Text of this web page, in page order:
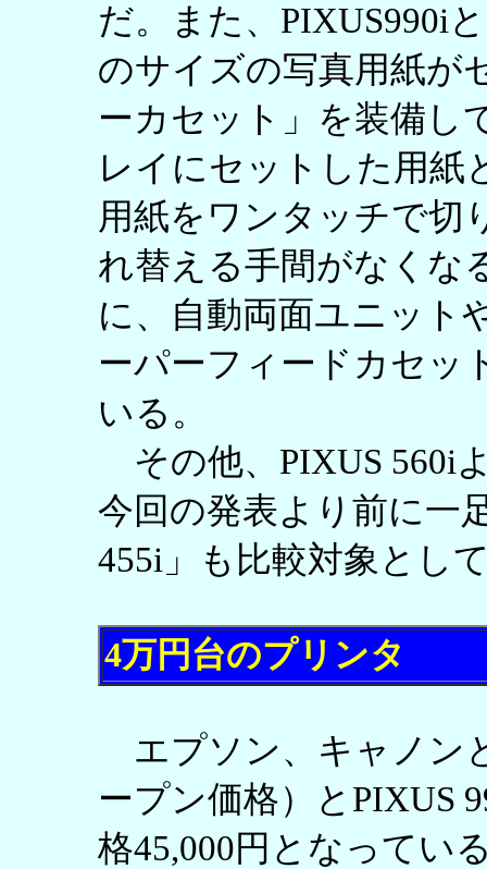
だ。また、PIXUS990i
のサイズの写真用紙が
ーカセット」を装備し
レイにセットした用紙
用紙をワンタッチで切
れ替える手間がなくな
に、自動両面ユニット
ーパーフィードカセッ
いる。
その他、PIXUS 560i
今回の発表より前に一
455i」も比較対象とし
4万円台のプリンタ
エプソン、キャノン
ープン価格）とPIXUS
格45,000円となってい